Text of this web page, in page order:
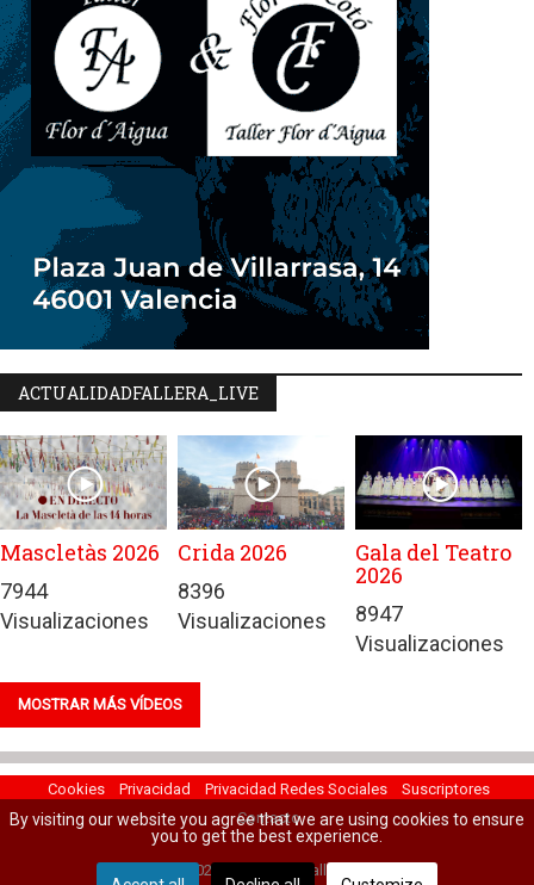
ACTUALIDADFALLERA_LIVE
Mascletàs 2026
7944
Visualizaciones
Crida 2026
8396
Visualizaciones
Gala del Teatro
2026
8947
Visualizaciones
MOSTRAR MÁS VÍDEOS
Cookies Privacidad Privacidad Redes Sociales
Suscriptores
Contacto
© 2022 Actualidad Fallera.
By visiting our website you agree that we are using cookies to ensure
you to get the best experience.